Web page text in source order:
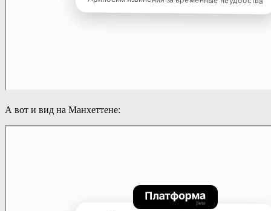
А вот и вид на Манхеттене: